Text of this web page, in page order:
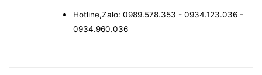
Hotline,Zalo: 0989.578.353 - 0934.123.036 -
0934.960.036